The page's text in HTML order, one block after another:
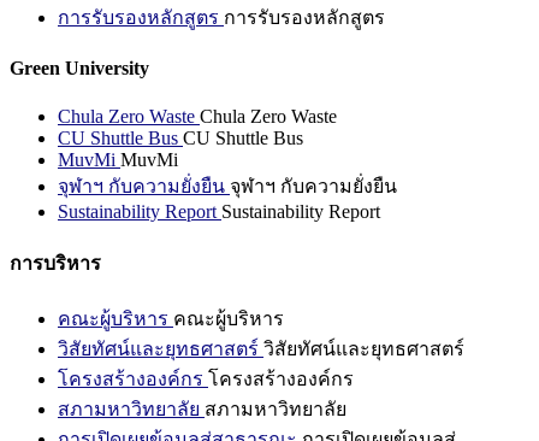
การรับรองหลักสูตร การรับรองหลักสูตร
Green University
Chula Zero Waste Chula Zero Waste
CU Shuttle Bus CU Shuttle Bus
MuvMi MuvMi
จุฬาฯ กับความยั่งยืน จุฬาฯ กับความยั่งยืน
Sustainability Report Sustainability Report
การบริหาร
คณะผู้บริหาร คณะผู้บริหาร
วิสัยทัศน์และยุทธศาสตร์ วิสัยทัศน์และยุทธศาสตร์
โครงสร้างองค์กร โครงสร้างองค์กร
สภามหาวิทยาลัย สภามหาวิทยาลัย